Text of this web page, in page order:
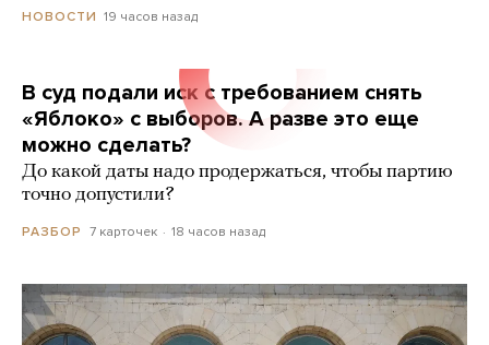
НОВОСТИ 19 часов назад
В суд подали иск с требованием снять
«Яблоко» с выборов. А разве это еще
можно сделать?
До какой даты надо продержаться, чтобы партию
точно допустили?
РАЗБОР 7 карточек 18 часов назад